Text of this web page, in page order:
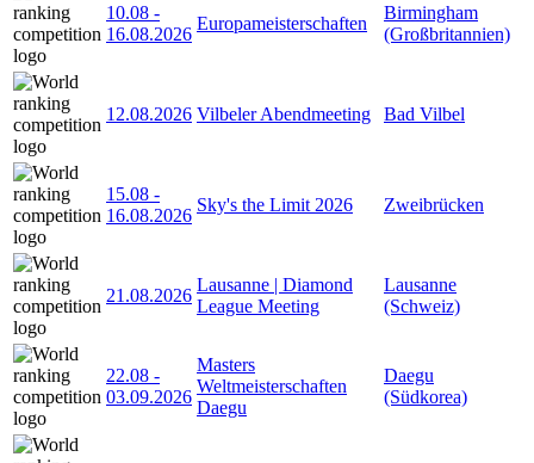
10.08 -
16.08.2026
Europameisterschaften
Birmingham
(Großbritannien)
12.08.2026 Vilbeler Abendmeeting Bad Vilbel
15.08 -
16.08.2026
Sky's the Limit 2026 Zweibrücken
21.08.2026
Lausanne | Diamond
League Meeting
Lausanne
(Schweiz)
22.08 -
03.09.2026
Masters
Weltmeisterschaften
Daegu
Daegu
(Südkorea)